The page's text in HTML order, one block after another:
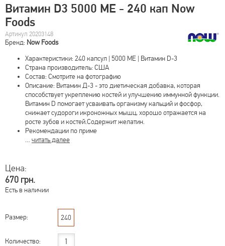
Витамин D3 5000 МЕ - 240 кап Now
Foods
Артикул 20203148
Бренд: Now Foods
Характеристики: 240 капсул | 5000 МЕ | Витамин D-3
Страна производитель: США
Состав: Смотрите на фотографию
Описание: Витамин Д-3 - это диетическая добавка, которая
способствует укреплению костей и улучшению иммунной функции.
Витамин D помогает усваивать организму кальций и фосфор,
снижает судороги икроножных мышц, хорошо отражается на
росте зубов и костей.Содержит желатин.
Рекомендации по приме
… читать далее
Цена:
670 грн.
Есть в наличии
Размер: 240
Количество: